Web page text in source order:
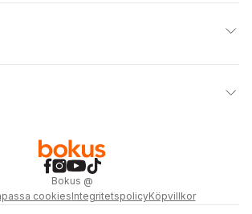
Bokus @
cookiesIntegritetspolicyKöpvillkor